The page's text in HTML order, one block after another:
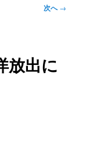
次へ→
放出に